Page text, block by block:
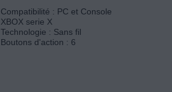
Compatibilité : PC et Console
XBOX serie X
Technologie : Sans fil
Boutons d'action : 6